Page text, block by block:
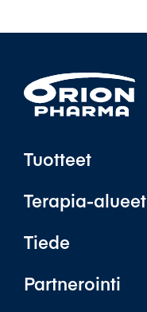
Tuotteet
Terapia-alueet
Tiede
Partnerointi